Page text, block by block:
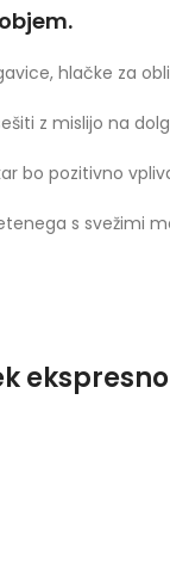
hlačke za
z mislijo na
bo pozitivno
s svežimi